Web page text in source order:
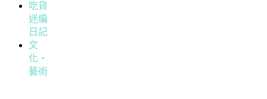
吃貨
迷編
日記
文
化・
藝術